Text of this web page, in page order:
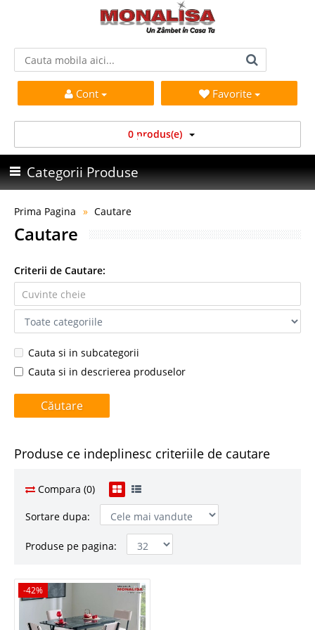
Cont Favorite
0 produs(e)
Categorii Produse
Prima Pagina Cautare
Cautare
Criterii de Cautare:
Cauta si in subcategorii
Cauta si in descrierea produselor
Produse ce indeplinesc criteriile de cautare
Compara (0)
Sortare dupa:
Produse pe pagina:
-42%
-42%